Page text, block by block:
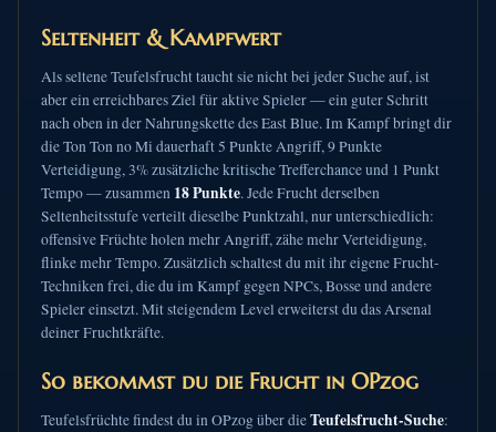
Seltenheit & Kampfwert
Als seltene Teufelsfrucht taucht sie nicht bei jeder Suche auf, ist
aber ein erreichbares Ziel für aktive Spieler — ein guter Schritt
nach oben in der Nahrungskette des East Blue. Im Kampf bringt dir
die Ton Ton no Mi dauerhaft 5 Punkte Angriff, 9 Punkte
Verteidigung, 3% zusätzliche kritische Trefferchance und 1 Punkt
Tempo — zusammen 18 Punkte. Jede Frucht derselben
Seltenheitsstufe verteilt dieselbe Punktzahl, nur unterschiedlich:
offensive Früchte holen mehr Angriff, zähe mehr Verteidigung,
flinke mehr Tempo. Zusätzlich schaltest du mit ihr eigene Frucht-
Techniken frei, die du im Kampf gegen NPCs, Bosse und andere
Spieler einsetzt. Mit steigendem Level erweiterst du das Arsenal
deiner Fruchtkräfte.
So bekommst du die Frucht in OPzog
Teufelsfrüchte findest du in OPzog über dieTeufelsfrucht-Suche: